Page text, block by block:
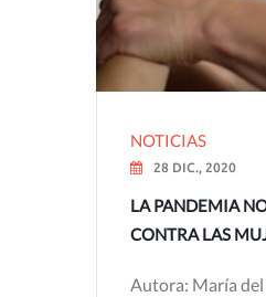
NOTICIAS
28 DIC., 2020
LA PANDEMIA
CONTRA LAS
Autora: María del